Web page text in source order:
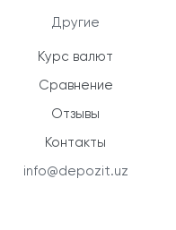
Другие
Курс валют
Сравнение
Отзывы
Контакты
info@depozit.uz